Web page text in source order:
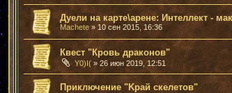
Дуели на карте\арене: Интеллект -
Machete» 10 сен 2015, 16:36
Квест "Кровь драконов"
Y0)I( » 26 июн 2019, 12:51
Приключение "Kрай скелетов"